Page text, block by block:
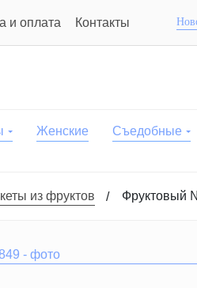
и оплата Контакты
Женские Съедобные
из фруктов Фруктовый